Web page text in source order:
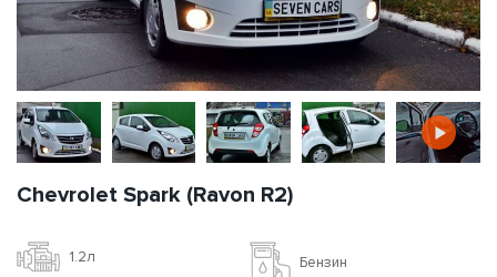
Chevrolet Spark (Ravon R2)
1.2л Бензин